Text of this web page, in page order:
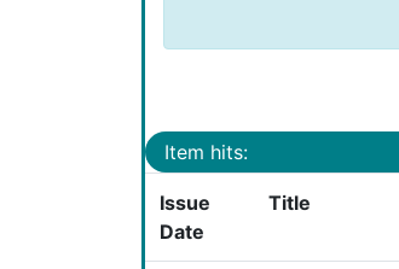
Item hits:
Issue
Date
Title